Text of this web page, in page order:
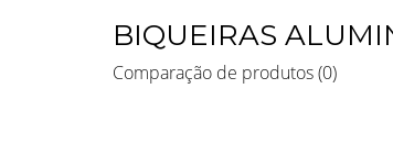
BIQUEIRAS
Comparação de produtos (0)